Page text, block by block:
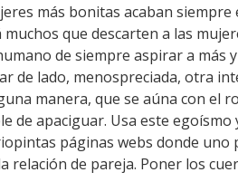
más bonitas acaban
que descarten a las
de siempre aspirar a
de lado, menospreciada, otra
manera, que se aúna con el
de apaciguar. Usa este
páginas webs donde
de pareja. Poner los